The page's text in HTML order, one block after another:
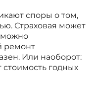
споры о том,
Страховая может
можно
ремонт
Или наоборот:
стоимость годных